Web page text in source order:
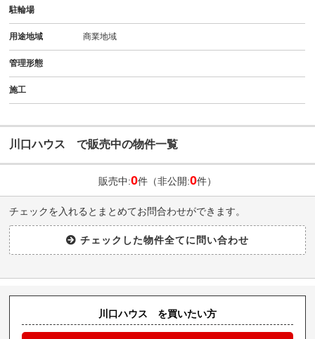
駐輪場
用途地域 商業地域
管理形態
施工
川口ハウス で販売中の物件一覧
販売中:0件（非公開:0件）
チェックを入れるとまとめてお問合わせができます。
川口ハウス を買いたい方